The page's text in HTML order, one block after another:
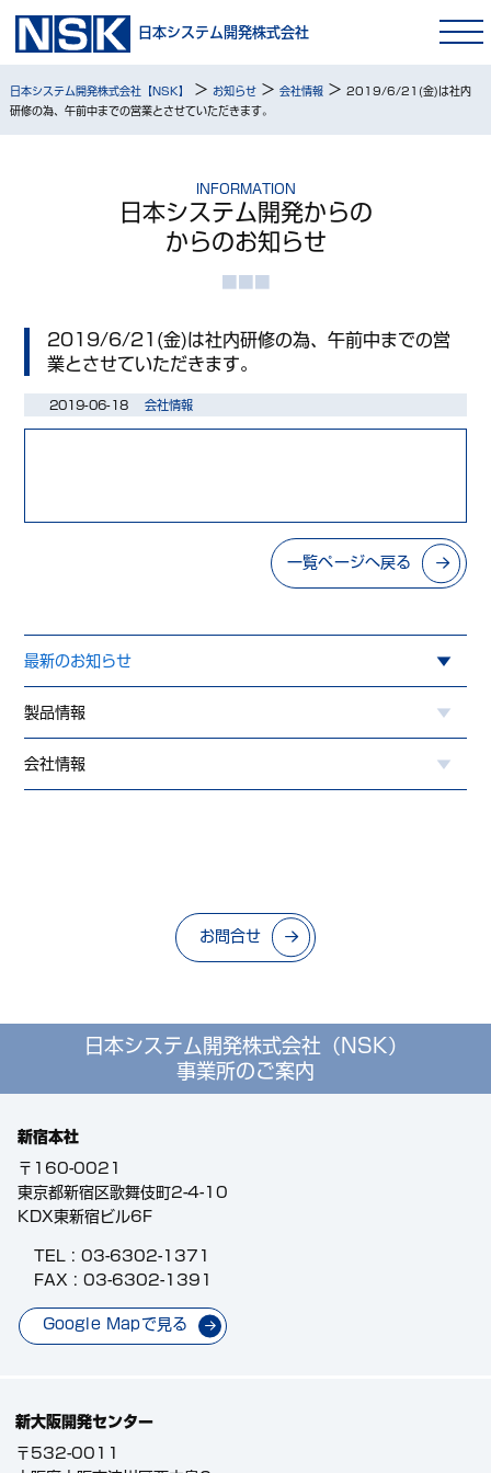
日本システム開発株式会社
日本システム開発株式会社【NSK】 > お知らせ> 会社情報> 2019/6/21(金)は社内
研修の為、午前中までの営業とさせていただきます。
INFORMATION
日本システム開発からの
からのお知らせ
最新のお知らせ
製品情報
会社情報
2019/6/21(金)は社内研修の為、午前中までの営
業とさせていただきます。
2019-06-18 会社情報
一覧ページへ戻る
お問合せ
日本システム開発株式会社（NSK）
事業所のご案内
新宿本社
〒160-0021
東京都新宿区歌舞伎町2-4-10
KDX東新宿ビル6F
TEL : 03-6302-1371
FAX : 03-6302-1391
Google Mapで見る
新大阪開発センター
〒532-0011